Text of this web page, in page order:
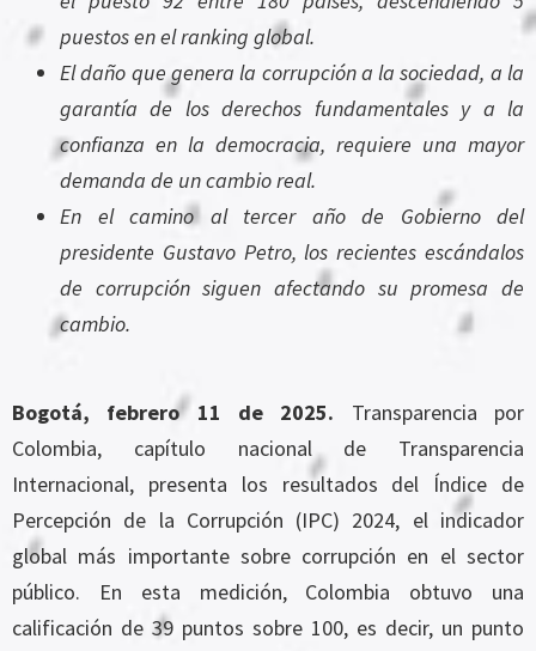
puestos en el ranking global.
El daño que genera la corrupción a la sociedad, a la
garantía de los derechos fundamentales y a la
confianza en la democracia, requiere una mayor
demanda de un cambio real.
En el camino al tercer año de Gobierno del
presidente Gustavo Petro, los recientes escándalos
de corrupción siguen afectando su promesa de
cambio.
Bogotá, febrero 11 de 2025. Transparencia por
Colombia, capítulo nacional de Transparencia
Internacional, presenta los resultados del Índice de
Percepción de la Corrupción (IPC) 2024, el indicador
global más importante sobre corrupción en el sector
público. En esta medición, Colombia obtuvo una
calificación de 39 puntos sobre 100, es decir, un punto